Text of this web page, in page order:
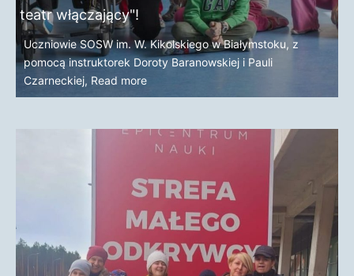
teatr włączający"!
Uczniowie SOSW im. W. Kikolskiego w Białymstoku, z
pomocą instruktorek Doroty Baranowskiej i Pauli
Czarneckiej, Read more